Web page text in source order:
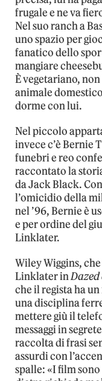
frugale e ne va
Nel suo ranch a
uno spazio per
fanatico dello
mangiare
È vegetariano,
animale
dorme con lui.
Nel piccolo
invece c’è Bernie
funebri e reo
raccontato la
da Jack Black.
l’omicidio della
nel ’96, Bernie è
e per ordine del
Linklater.
Wiley Wiggins,
Linklater inDazed
che il regista ha
una disciplina
mettere giù il
messaggi in
raccolta di frasi
assurdi con
spalle: «I film